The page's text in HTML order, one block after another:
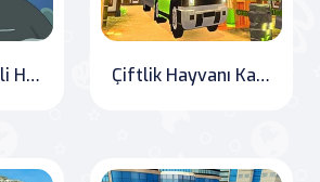
Perili Evde Gizli Hayalet Çiftlik Hayvanı Kamyon Taşımacılığı Oyunu